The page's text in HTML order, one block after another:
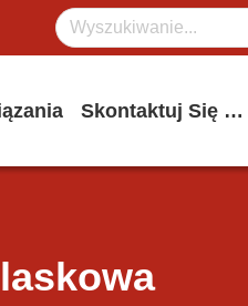
Skontaktuj Się Z Nami